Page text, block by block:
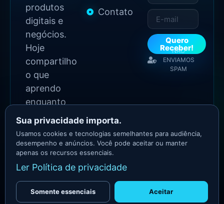
produtos
digitais e
negócios.
Hoje
compartilho
o que
aprendo
enquanto
continuo
construindo.
Contato
Quero
Receber!
NÃO
ENVIAMOS
SPAM
os direitos reservados
Sua privacidade importa.
Usamos cookies e tecnologias semelhantes para audiência,
desempenho e anúncios. Você pode aceitar ou manter
apenas os recursos essenciais.
Ler Política de privacidade
Somente essenciais Aceitar